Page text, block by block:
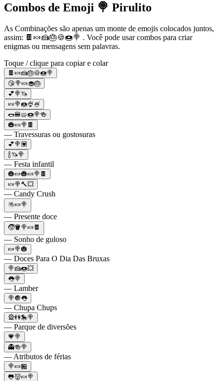
Combos de Emoji 🍭 Pirulito
As Combinações são apenas um monte de emojis colocados juntos,
assim: 🍫🍬🍰🎂🍪🍩🍭 . Você pode usar combos para criar
enigmas ou mensagens sem palavras.
Toque / clique para copiar e colar
🍫🍬🍰🎂🍪🍩🍭
😘🍭🍬🧁🎂
💕🍭🦄
🍬🍭🍩🍨🍧
🌭🍔🥨🍩🍭🍻
🎃🍬🍭🍫
— Travessuras ou gostosuras
💕🍭💟
🍾🦄🍭
— Festa infantil
🎃🍬🎃🍬🍭🍫
🍬🍭🔨💥
— Candy Crush
🪅🍬🍭
— Presente doce
🧒🪣🍭🍬🍫
— Sonho de guloso
🍬🍭🎃
— Doces Para O Dia Das Bruxas
🍭🍰🍩💥
👅🍭
— Lamber
🍭🔘👅
— Chupa Chups
🎡👫🎠🍭
— Parque de diversões
💗🍭
👻🍻🍭
— Atributos de férias
🍭🍬🏪
🐸👹🍬🍭